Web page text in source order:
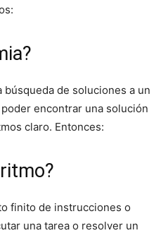
de soluciones a un
encontrar una solución
claro. Entonces:
finito de instrucciones o
una tarea o resolver un